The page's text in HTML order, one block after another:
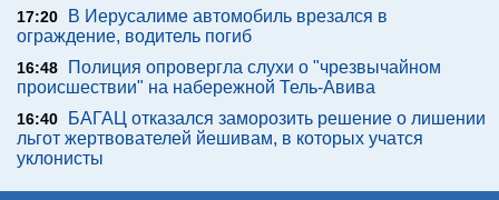
17:20
В Иерусалиме автомобиль врезался в
ограждение, водитель погиб
16:48
Полиция опровергла слухи о "чрезвычайном
происшествии" на набережной Тель-Авива
16:40
БАГАЦ отказался заморозить решение о лишении
льгот жертвователей йешивам, в которых учатся
уклонисты